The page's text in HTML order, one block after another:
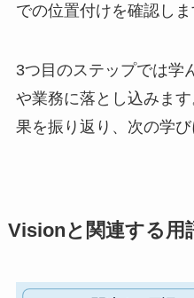
での位置付けを確認しま
3つ目のステップでは学
や業務に落とし込みま
果を振り返り、次の学び
Visionと関連する用